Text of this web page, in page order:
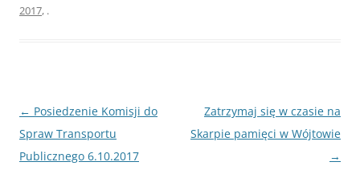
2017, .
Nawigacja
wpisu
← Posiedzenie Komisji do
Spraw Transportu
Publicznego 6.10.2017
Zatrzymaj się w czasie na
Skarpie pamięci w Wójtowie
→